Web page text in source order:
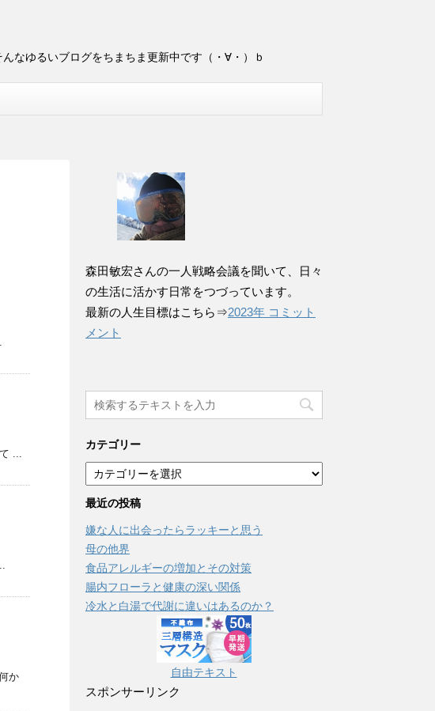
なゆるいブログをちまちま更新中です（・∀・）ｂ
...
か
森田敏宏さんの一人戦略会議を聞いて、日々
の生活に活かす日常をつづっています。
最新の人生目標はこちら⇒2023年 コミット
メント
カテゴリー
カ
テ
ゴ
リ
ー
最近の投稿
嫌な人に出会ったらラッキーと思う
母の他界
食品アレルギーの増加とその対策
腸内フローラと健康の深い関係
冷水と白湯で代謝に違いはあるのか？
自由テキスト
スポンサーリンク